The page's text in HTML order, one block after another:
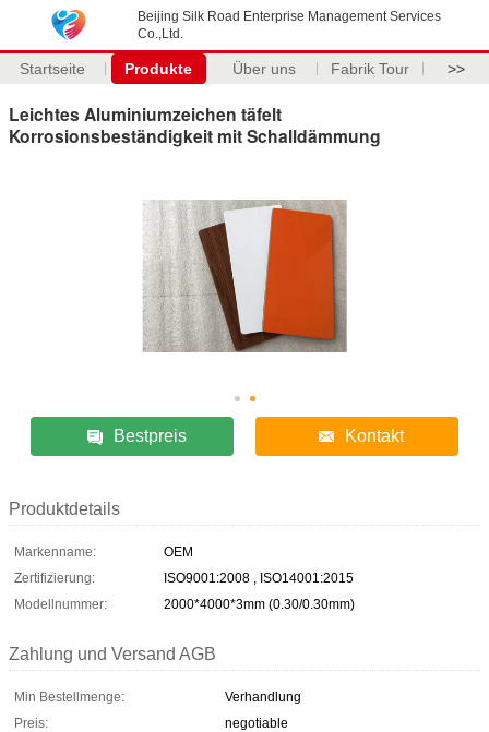
Beijing Silk Road Enterprise Management Services
Co.,Ltd.
Startseite Produkte Über uns Fabrik Tour >>
Leichtes Aluminiumzeichen täfelt
Korrosionsbeständigkeit mit Schalldämmung
Bestpreis Kontakt
Produktdetails
Markenname:
OEM
Zertifizierung:
ISO9001:2008 , ISO14001:2015
Modellnummer:
2000*4000*3mm (0.30/0.30mm)
Zahlung und Versand AGB
Min Bestellmenge:
Verhandlung
Preis:
negotiable